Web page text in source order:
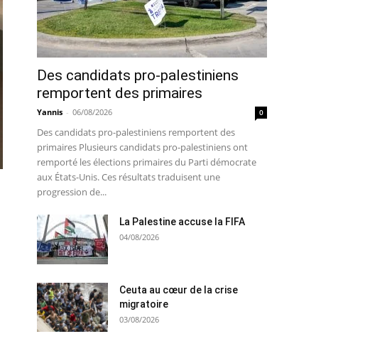
Des candidats pro-palestiniens
remportent des primaires
Yannis - 06/08/2026 0
Des candidats pro-palestiniens remportent des
primaires Plusieurs candidats pro-palestiniens ont
remporté les élections primaires du Parti démocrate
aux États-Unis. Ces résultats traduisent une
progression de...
La Palestine accuse la FIFA
04/08/2026
Ceuta au cœur de la crise
migratoire
03/08/2026